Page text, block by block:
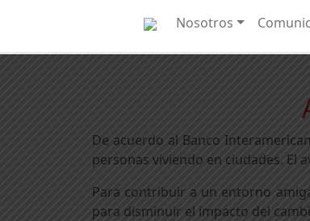
Nosotros
De acuerdo al Banco
personas viviendo en ciudades. El
Para contribuir a un entorno
para disminuir el impacto del